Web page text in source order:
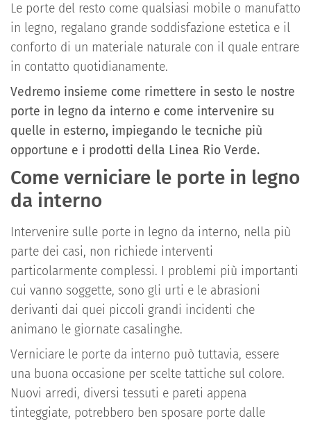
Le porte del resto come qualsiasi mobile o manufatto
in legno, regalano grande soddisfazione estetica e il
conforto di un materiale naturale con il quale entrare
in contatto quotidianamente.
Vedremo insieme come rimettere in sesto le nostre
porte in legno da interno e come intervenire su
quelle in esterno, impiegando le tecniche più
opportune e i prodotti della Linea Rio Verde.
Come verniciare le porte in legno
da interno
Intervenire sulle porte in legno da interno, nella più
parte dei casi, non richiede interventi
particolarmente complessi. I problemi più importanti
cui vanno soggette, sono gli urti e le abrasioni
derivanti dai quei piccoli grandi incidenti che
animano le giornate casalinghe.
Verniciare le porte da interno può tuttavia, essere
una buona occasione per scelte tattiche sul colore.
Nuovi arredi, diversi tessuti e pareti appena
tinteggiate, potrebbero ben sposare porte dalle